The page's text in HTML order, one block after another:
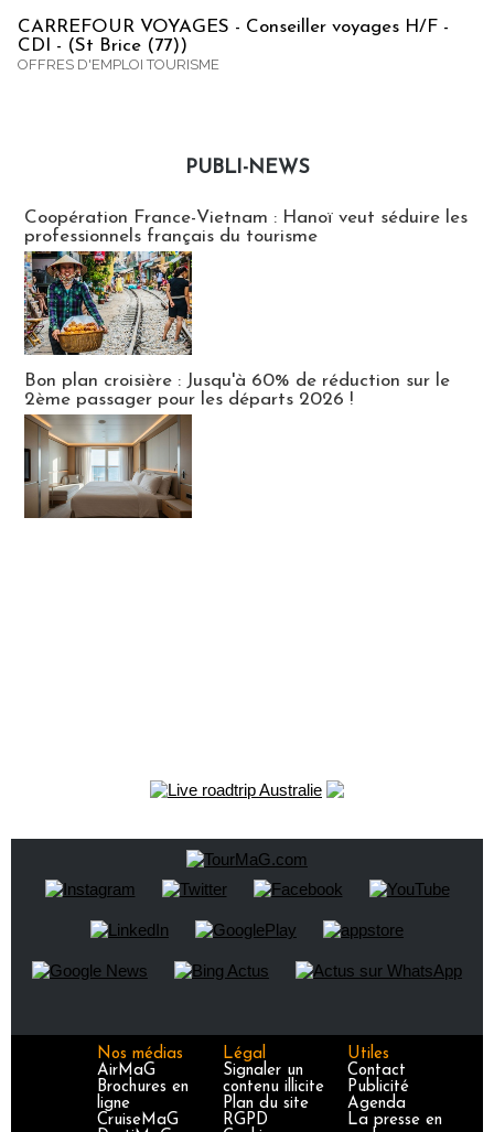
CARREFOUR VOYAGES - Conseiller voyages H/F -
CDI - (St Brice (77))
OFFRES D'EMPLOI TOURISME
PUBLI-NEWS
Coopération France-Vietnam : Hanoï veut séduire les
professionnels français du tourisme
Bon plan croisière : Jusqu'à 60% de réduction sur le
2ème passager pour les départs 2026 !
Nos médias
AirMaG
Brochures en
ligne
CruiseMaG
Légal
Signaler un
contenu illicite
Plan du site
RGPD
Utiles
Contact
Publicité
Agenda
La presse en